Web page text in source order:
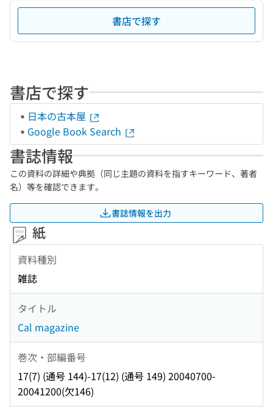
書店で探す
書店で探す
日本の古本屋
Google Book Search
書誌情報
この資料の詳細や典拠（同じ主題の資料を指すキーワード、著者
名）等を確認できます。
書誌情報を出力
紙
資料種別
雑誌
タイトル
Cal magazine
巻次・部編番号
17(7) (通号 144)-17(12) (通号 149) 20040700-
20041200(欠146)